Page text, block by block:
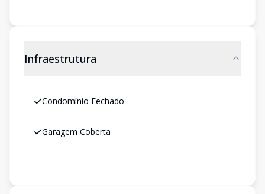
Infraestrutura
Condomínio Fechado
Garagem Coberta